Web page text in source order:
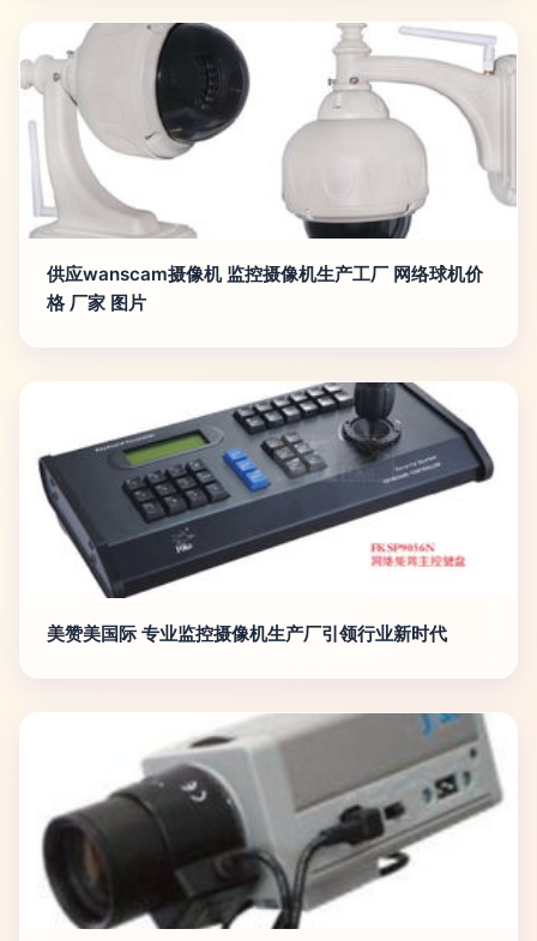
供应wanscam摄像机 监控摄像机生产工厂 网络球机价
格 厂家 图片
美赞美国际 专业监控摄像机生产厂引领行业新时代